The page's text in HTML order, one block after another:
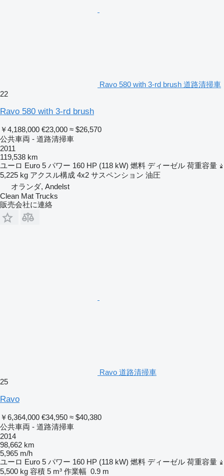
Ravo 580 with 3-rd brush 道路清掃車
22
Ravo 580 with 3-rd brush
￥4,188,000 €23,000 ≈ $26,570
公共車両 - 道路清掃車
2011
119,538 km
ユーロ Euro 5 パワー 160 HP (118 kW) 燃料 ディーゼル 荷重容量
5,225 kg アクスル構成 4x2 サスペンション 油圧
オランダ, Andelst
Clean Mat Trucks
販売会社に連絡
Ravo 道路清掃車
25
Ravo
￥6,364,000 €34,950 ≈ $40,380
公共車両 - 道路清掃車
2014
98,662 km
5,965 m/h
ユーロ Euro 5 パワー 160 HP (118 kW) 燃料 ディーゼル 荷重容量
5,500 kg 容積 5 m³ 作業幅 0.9 m